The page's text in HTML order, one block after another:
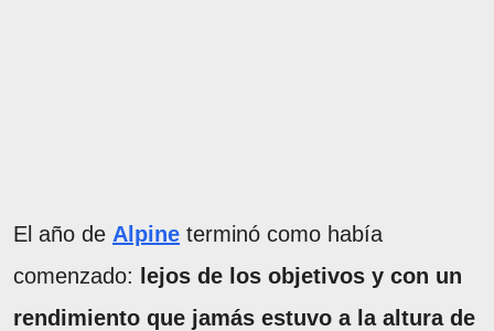
El año de Alpine terminó como había
comenzado:
lejos de los objetivos y con un
rendimiento que jamás estuvo a la altura de